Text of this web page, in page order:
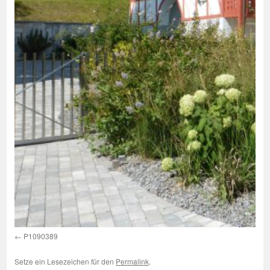
P1090389
Setze ein Lesezeichen für den Permalink.